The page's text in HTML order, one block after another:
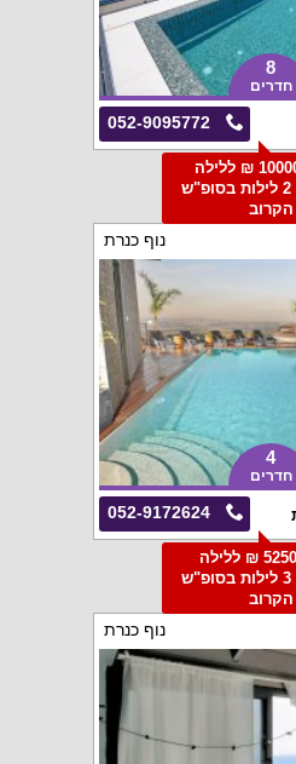
8
חדרים
052-9095772
החל מ10000 ₪ ללילה
למזמינים 2 לילות בסופ"ש
הקרוב
נוף כנרת
4
חדרים
052-9172624
החל מ5250 ₪ ללילה
למזמינים 3 לילות בסופ"ש
הקרוב
נוף כנרת